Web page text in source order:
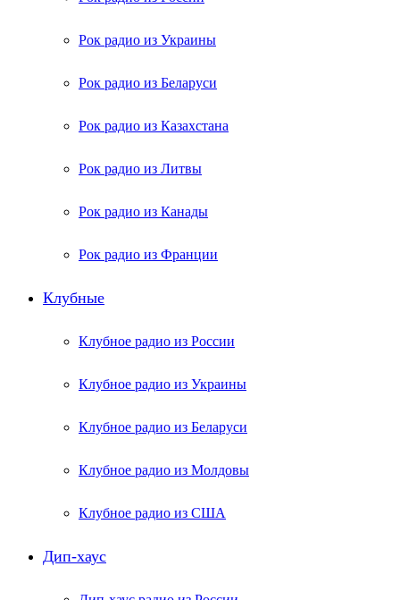
Рок радио из Украины
Рок радио из Беларуси
Рок радио из Казахстана
Рок радио из Литвы
Рок радио из Канады
Рок радио из Франции
Клубные
Клубное радио из России
Клубное радио из Украины
Клубное радио из Беларуси
Клубное радио из Молдовы
Клубное радио из США
Дип-хаус